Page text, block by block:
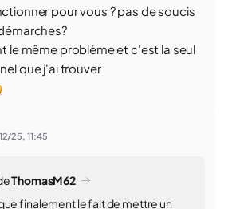
pour vous ? pas de soucis
le même problème et c'est la seul
que j'ai trouver
25, 11:45
ThomasM62
finalement le fait de mettre un